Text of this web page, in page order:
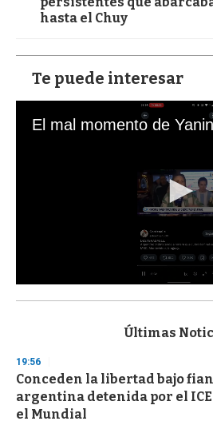
hasta el Chuy
Te puede interesar
s
d
s
o
f
3
Últimas
19:56
Conceden la libertad bajo
argentina detenida por el ICE
el Mundial